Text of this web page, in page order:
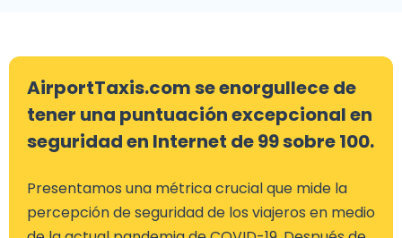
AirportTaxis.com se enorgullece de
tener una puntuación excepcional en
seguridad en Internet de 99 sobre 100.
Presentamos una métrica crucial que mide la
percepción de seguridad de los viajeros en medio